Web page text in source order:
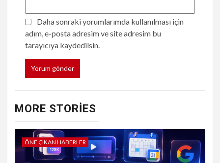
Daha sonraki yorumlarımda kullanılması için
adım, e-posta adresim ve site adresim bu
tarayıcıya kaydedilsin.
MORE STORIES
ÖNE ÇIKAN HABERLER